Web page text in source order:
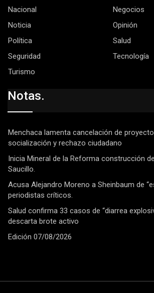
Nacional
Negocios
Noticia
Opinión
Política
Salud
Seguridad
Tecnología
Turismo
Notas.
Menchaca lamenta cancelación de
socialización y rechazo ciudadano
Inicia Mineral de la Reforma construcción
Saucillo.
Acusa Alejandro Moreno a Sheinbaum de
periodistas críticos.
Salud confirma 33 casos de “diarrea
descarta brote activo
Edición 07/08/2026